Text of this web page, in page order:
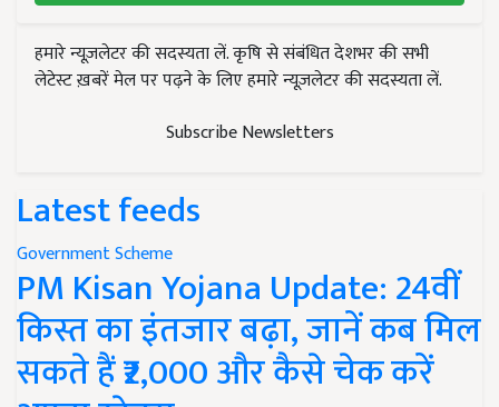
हमारे न्यूज़लेटर की सदस्यता लें. कृषि से संबंधित देशभर की सभी
लेटेस्ट ख़बरें मेल पर पढ़ने के लिए हमारे न्यूज़लेटर की सदस्यता लें.
Subscribe Newsletters
Latest feeds
Government Scheme
PM Kisan Yojana Update: 24वीं
किस्त का इंतजार बढ़ा, जानें कब मिल
सकते हैं ₹2,000 और कैसे चेक करें